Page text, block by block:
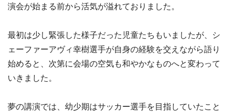
演会が始まる前から活気が溢れておりました。
最初は少し緊張した様子だった児童たちもいましたが、シ
ェーファーアヴィ幸樹選手が自身の経験を交えながら語り
始めると、次第に会場の空気も和やかなものへと変わって
いきました。
夢の講演では、幼少期はサッカー選手を目指していたこと